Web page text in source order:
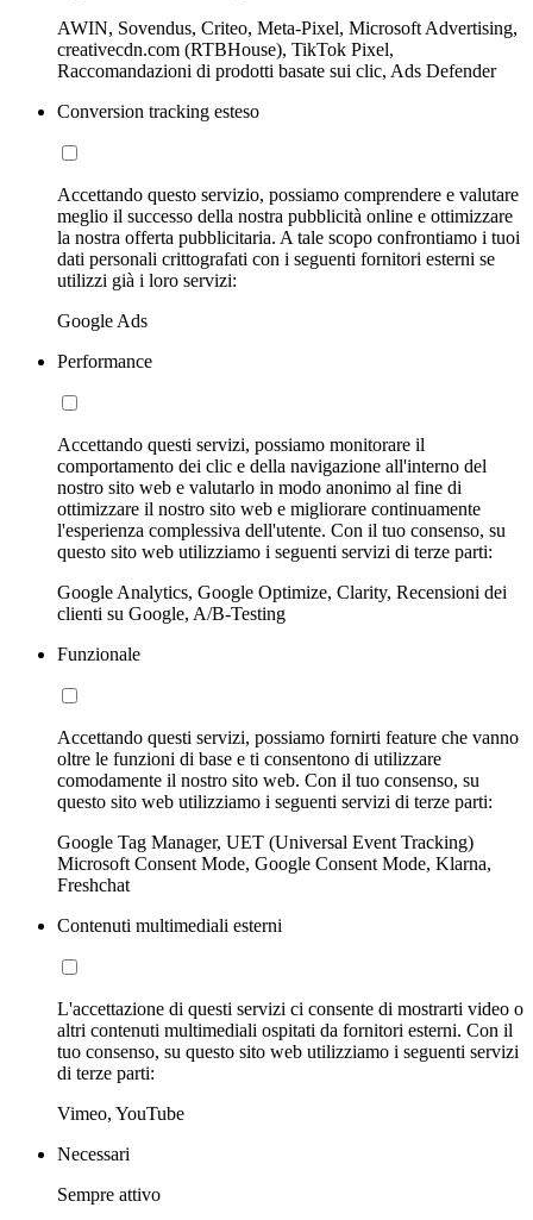
AWIN, Sovendus, Criteo, Meta-Pixel, Microsoft Advertising,
creativecdn.com (RTBHouse), TikTok Pixel,
Raccomandazioni di prodotti basate sui clic, Ads Defender
Conversion tracking esteso
Accettando questo servizio, possiamo comprendere e valutare
meglio il successo della nostra pubblicità online e ottimizzare
la nostra offerta pubblicitaria. A tale scopo confrontiamo i tuoi
dati personali crittografati con i seguenti fornitori esterni se
utilizzi già i loro servizi:
Google Ads
Performance
Accettando questi servizi, possiamo monitorare il
comportamento dei clic e della navigazione all'interno del
nostro sito web e valutarlo in modo anonimo al fine di
ottimizzare il nostro sito web e migliorare continuamente
l'esperienza complessiva dell'utente. Con il tuo consenso, su
questo sito web utilizziamo i seguenti servizi di terze parti:
Google Analytics, Google Optimize, Clarity, Recensioni dei
clienti su Google, A/B-Testing
Funzionale
Accettando questi servizi, possiamo fornirti feature che vanno
oltre le funzioni di base e ti consentono di utilizzare
comodamente il nostro sito web. Con il tuo consenso, su
questo sito web utilizziamo i seguenti servizi di terze parti:
Google Tag Manager, UET (Universal Event Tracking)
Microsoft Consent Mode, Google Consent Mode, Klarna,
Freshchat
Contenuti multimediali esterni
L'accettazione di questi servizi ci consente di mostrarti video o
altri contenuti multimediali ospitati da fornitori esterni. Con il
tuo consenso, su questo sito web utilizziamo i seguenti servizi
di terze parti:
Vimeo, YouTube
Necessari
Sempre attivo